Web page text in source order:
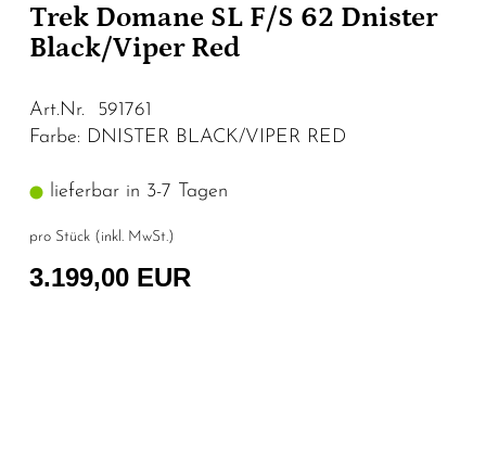
Trek Domane SL F/S 62 Dnister
Black/Viper Red
Art.Nr. 591761
Farbe: DNISTER BLACK/VIPER RED
lieferbar in 3-7 Tagen
pro Stück (inkl. MwSt.)
3.199,00 EUR